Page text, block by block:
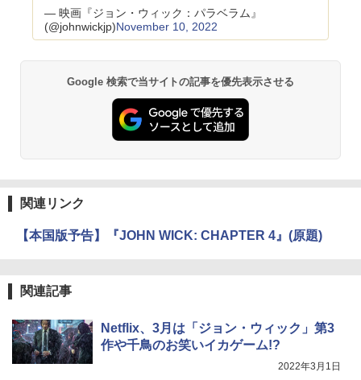
— 映画『ジョン・ウィック：パラベラム』
(@johnwickjp)November 10, 2022
Google 検索で当サイトの記事を優先表示させる
関連リンク
【本国版予告】『JOHN WICK: CHAPTER 4』(原題)
関連記事
Netflix、3月は「ジョン・ウィック」第3
作や千鳥のお笑いイカゲーム!?
2022年3月1日